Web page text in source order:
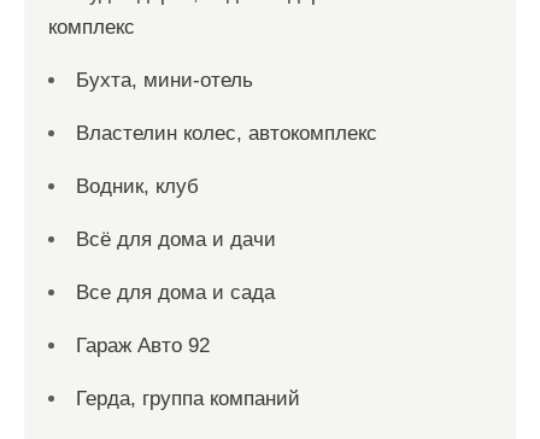
комплекс
Бухта, мини-отель
Властелин колес, автокомплекс
Водник, клуб
Всё для дома и дачи
Все для дома и сада
Гараж Авто 92
Герда, группа компаний